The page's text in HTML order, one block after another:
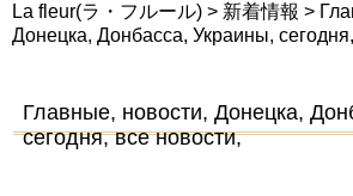
La fleur(ラ・フルール) > 新着情報 >
Донецка, Донбасса, Украины,
Главные, новости, Донецка,
сегодня, все новости,